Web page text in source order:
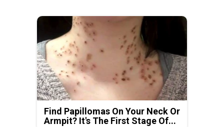
Find Papillomas On Your Neck Or
Armpit? It's The First Stage Of...